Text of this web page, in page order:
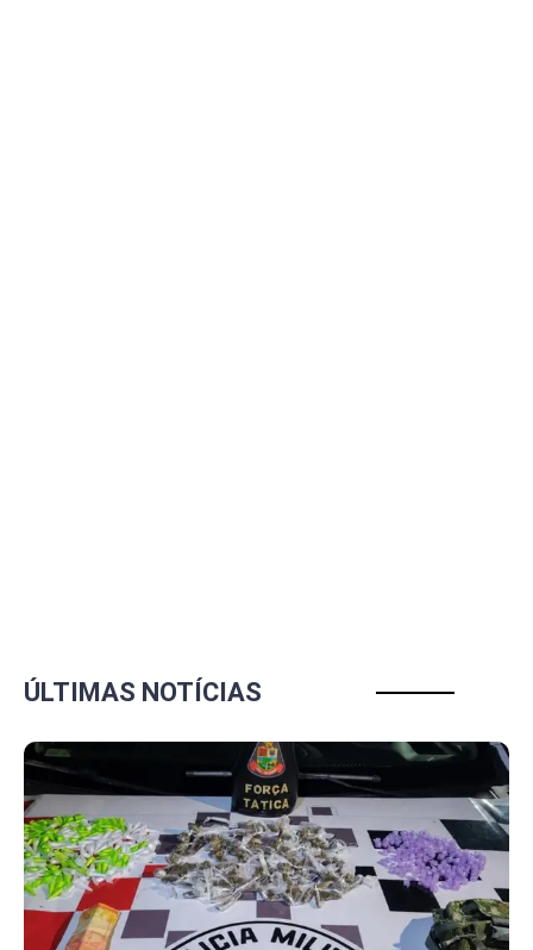
ÚLTIMAS NOTÍCIAS